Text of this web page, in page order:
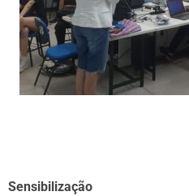
Sensibilização